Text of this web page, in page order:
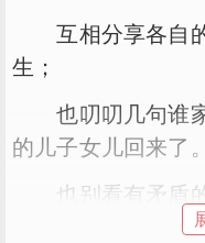
互相分享各自的
生；
也叨叨几句谁家
的儿子女儿回来了。
也别看有矛盾的
暴雨把玉米吹个东